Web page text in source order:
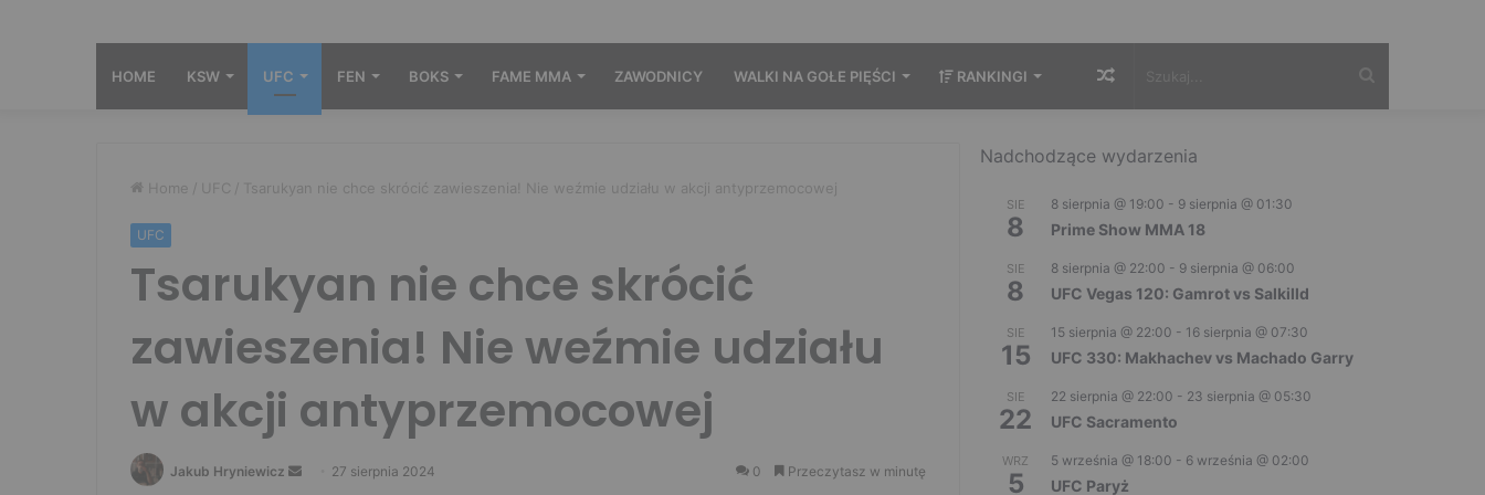
HOME KSW UFC FEN BOKS FAME MMA ZAWODNICY WALKI NA GOŁE PIĘŚCI RANKINGI Losowy
Home / UFC / Tsarukyan nie chce skrócić zawieszenia! Nie weźmie udziału w akcji antyprzemocowej
UFC
Tsarukyan nie chce skrócić
zawieszenia! Nie weźmie udziału
w akcji antyprzemocowej
Jakub Hryniewicz
Send 27 sierpnia 2024 0 Przeczytasz w minutę
Nadchodzące wydarzenia
SIE
8
8 sierpnia @ 19:00 - 9 sierpnia @ 01:30
Prime Show MMA 18
SIE
8
8 sierpnia @ 22:00 - 9 sierpnia @ 06:00
UFC Vegas 120: Gamrot vs Salkilld
SIE
15
15 sierpnia @ 22:00 - 16 sierpnia @ 07:30
UFC 330: Makhachev vs Machado Garry
SIE
22
22 sierpnia @ 22:00 - 23 sierpnia @ 05:30
UFC Sacramento
WRZ
5
5 września @ 18:00 - 6 września @ 02:00
UFC Paryż